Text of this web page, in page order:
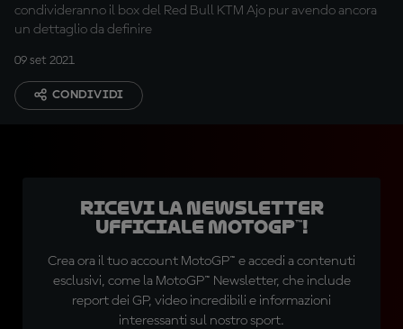
condivideranno il box del Red Bull KTM Ajo pur avendo ancora
un dettaglio da definire
09 set 2021
CONDIVIDI
Ricevi la newsletter
ufficiale MotoGP™!
Crea ora il tuo account MotoGP™ e accedi a contenuti
esclusivi, come la MotoGP™ Newsletter, che include
report dei GP, video incredibili e informazioni
interessanti sul nostro sport.